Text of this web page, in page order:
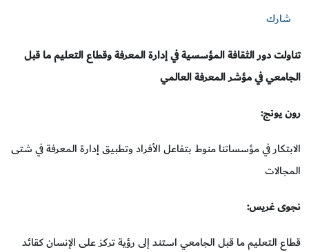
شارك
تناولت دور الثقافة المؤسسية في إدارة المعرفة وقطاع التعليم ما قبل
الجامعي في مؤشر المعرفة العالمي
رون يونج:
الابتكار في مؤسساتنا منوط بتفاعل الأفراد وتطبيق إدارة المعرفة في شتى
المجالات
نجوى غريس:
قطاع التعليم ما قبل الجامعي استند إلى رؤية تركز على الإنسان كقائد